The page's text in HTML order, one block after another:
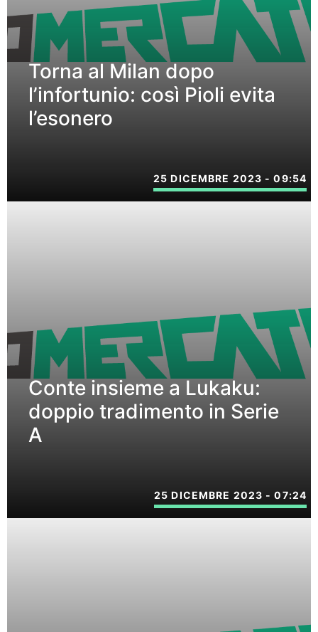
Torna al Milan dopo
l’infortunio: così Pioli evita
l’esonero
25 DICEMBRE 2023 - 09:54
Conte insieme a Lukaku:
doppio tradimento in Serie
A
25 DICEMBRE 2023 - 07:24